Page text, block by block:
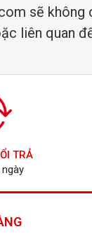
sẽ
liên quan
TRẢ